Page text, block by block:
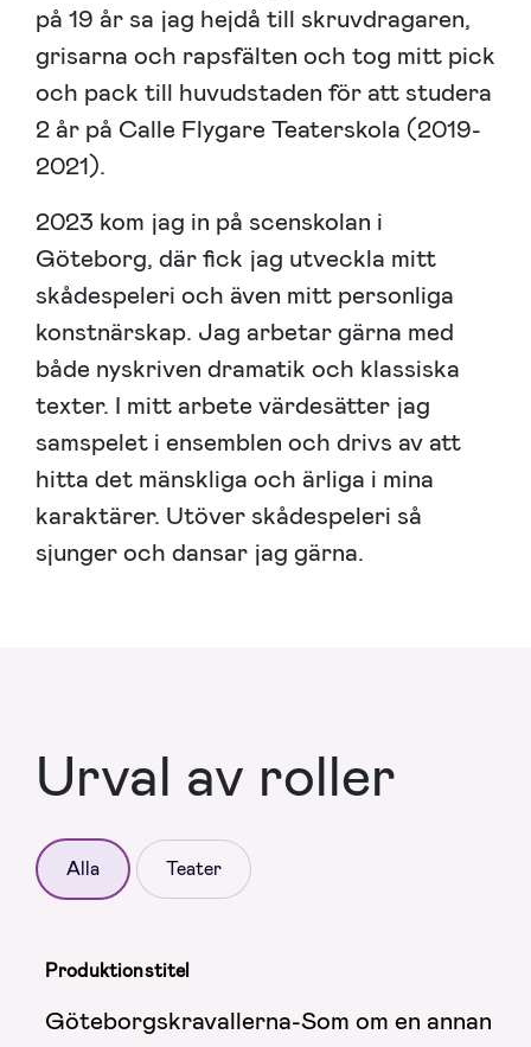
på 19 år sa jag hejdå till skruvdragaren,
grisarna och rapsfälten och tog mitt pick
och pack till huvudstaden för att studera
2 år på Calle Flygare Teaterskola (2019-
2021).
2023 kom jag in på scenskolan i
Göteborg, där fick jag utveckla mitt
skådespeleri och även mitt personliga
konstnärskap. Jag arbetar gärna med
både nyskriven dramatik och klassiska
texter. I mitt arbete värdesätter jag
samspelet i ensemblen och drivs av att
hitta det mänskliga och ärliga i mina
karaktärer. Utöver skådespeleri så
sjunger och dansar jag gärna.
Urval av roller
Alla Teater
Produktionstitel
Göteborgskravallerna-Som om en annan